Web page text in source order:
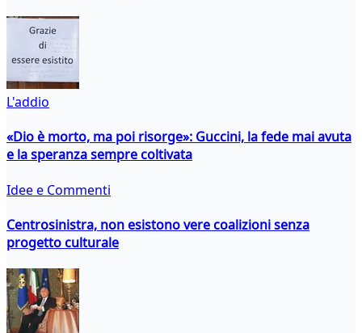
L'addio
«Dio è morto, ma poi risorge»: Guccini, la fede mai avuta
e la speranza sempre coltivata
Idee e Commenti
Centrosinistra, non esistono vere coalizioni senza
progetto culturale